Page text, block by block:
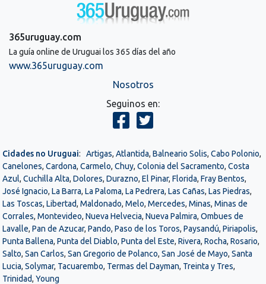
365uruguay.com
La guía online de Uruguai los 365 días del año
www.365uruguay.com
Nosotros
Seguinos en:
Cidades no Uruguai: Artigas, Atlantida, Balneario Solis, Cabo Polonio,
Canelones, Cardona, Carmelo, Chuy, Colonia del Sacramento, Costa
Azul, Cuchilla Alta, Dolores, Durazno, El Pinar, Florida, Fray Bentos,
José Ignacio, La Barra, La Paloma, La Pedrera, Las Cañas, Las Piedras,
Las Toscas, Libertad, Maldonado, Melo, Mercedes, Minas, Minas de
Corrales, Montevideo, Nueva Helvecia, Nueva Palmira, Ombues de
Lavalle, Pan de Azucar, Pando, Paso de los Toros, Paysandú, Piriapolis,
Punta Ballena, Punta del Diablo, Punta del Este, Rivera, Rocha, Rosario,
Salto, San Carlos, San Gregorio de Polanco, San José de Mayo, Santa
Lucia, Solymar, Tacuarembo, Termas del Dayman, Treinta y Tres,
Trinidad, Young